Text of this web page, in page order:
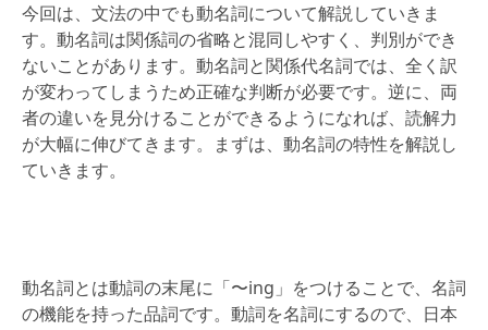
今回は、文法の中でも動名詞について解説していきま
す。動名詞は関係詞の省略と混同しやすく、判別ができ
ないことがあります。動名詞と関係代名詞では、全く訳
が変わってしまうため正確な判断が必要です。逆に、両
者の違いを見分けることができるようになれば、読解力
が大幅に伸びてきます。まずは、動名詞の特性を解説し
ていきます。
動名詞とは動詞の末尾に「〜ing」をつけることで、名詞
の機能を持った品詞です。動詞を名詞にするので、日本